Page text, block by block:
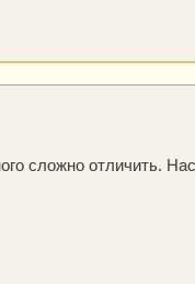
сложно отличить.